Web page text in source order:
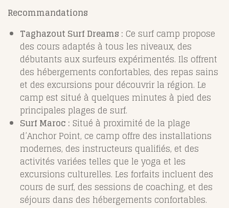
Recommandations
Taghazout Surf Dreams : Ce surf camp propose
des cours adaptés à tous les niveaux, des
débutants aux surfeurs expérimentés. Ils offrent
des hébergements confortables, des repas sains
et des excursions pour découvrir la région. Le
camp est situé à quelques minutes à pied des
principales plages de surf.
Surf Maroc : Situé à proximité de la plage
d’Anchor Point, ce camp offre des installations
modernes, des instructeurs qualifiés, et des
activités variées telles que le yoga et les
excursions culturelles. Les forfaits incluent des
cours de surf, des sessions de coaching, et des
séjours dans des hébergements confortables.